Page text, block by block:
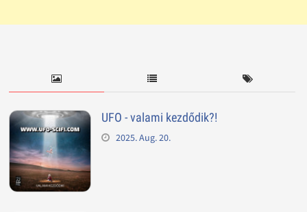
UFO - valami kezdődik?!
2025. Aug. 20.